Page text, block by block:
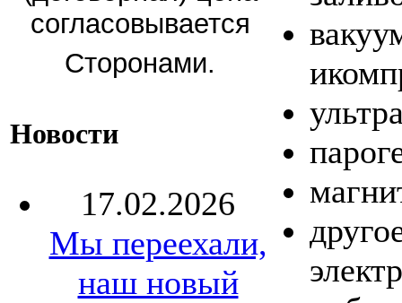
согласовывается
Сторонами.
Новости
17.02.2026
Мы переехали,
наш новый